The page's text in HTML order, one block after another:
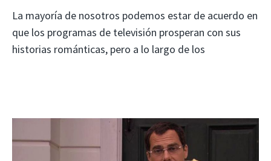
La mayoría de nosotros podemos estar de acuerdo en
que los programas de televisión prosperan con sus
historias románticas, pero a lo largo de los